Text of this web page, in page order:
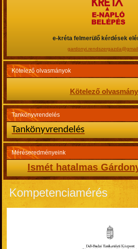
e-kréta felmerülő kérdések
Kötelező olvasmányok
Kötelező
Tankönyvrendelés
Tankönyvrendelés
Méréseredményeink
Ismét hatalmas
Kompetenciamérés